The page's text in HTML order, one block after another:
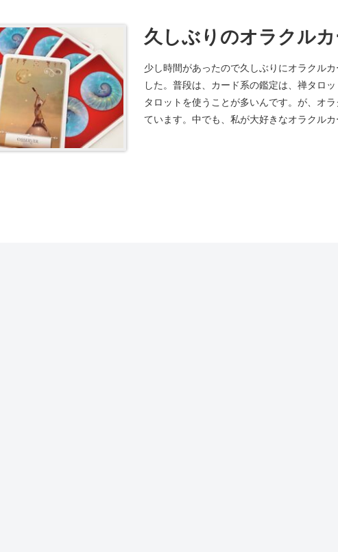
久しぶりのオラクルカ
少し時間があったので久しぶりにオラクル
した。普段は、カード系の鑑定は、禅タロ
タロットを使うことが多いんです。が、オ
ています。中でも、私が大好きなオラクルカ